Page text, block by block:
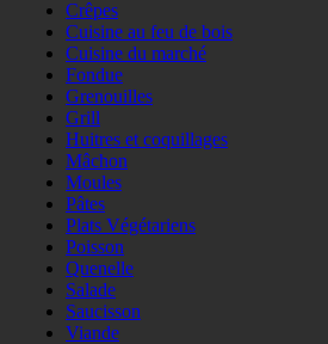
Crêpes
Cuisine au feu de bois
Cuisine du marché
Fondue
Grenouilles
Grill
Huitres et coquillages
Mâchon
Moules
Pâtes
Plats Végétariens
Poisson
Quenelle
Salade
Saucisson
Viande